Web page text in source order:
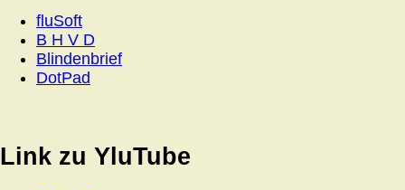
fluSoft
B H V D
Blindenbrief
DotPad
Link zu YluTube